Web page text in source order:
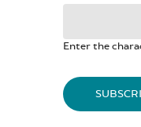
Enter the